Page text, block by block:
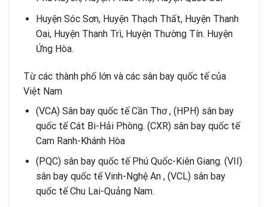
Huyện Sóc Sơn, Huyện Thạch Thất, Huyện Thanh
Oai, Huyện Thanh Trì, Huyện Thường Tín. Huyện
Ứng Hòa.
Từ các thành phố lớn và các sân bay quốc tế của
Việt Nam
(VCA) Sân bay quốc tế Cần Thơ , (HPH) sân bay
quốc tế Cát Bi-Hải Phòng. (CXR) sân bay quốc tế
Cam Ranh-Khánh Hòa
(PQC) sân bay quốc tế Phú Quốc-Kiên Giang. (VII)
sân bay quốc tế Vinh-Nghệ An , (VCL) sân bay
quốc tế Chu Lai-Quảng Nam.